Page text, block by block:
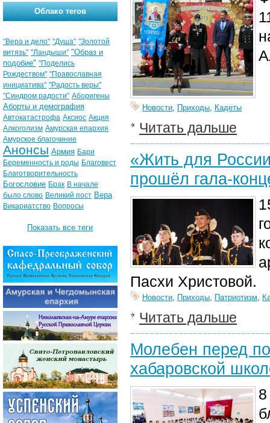
Новости, Приходы, Кадеты
Читать дальше
«Жить для
прошёл гала-
Пасхи Христовой.
Новости, Приходы, Патриотизм,
Читать дальше
Молебен перед
хабаровской
Облако тегов
"Вера и дело" "Душа" "Золотой
витязь" "Ландыши" "Образ и
подобие" "Поделись
Рождеством" "Православная
инициатива" "Радость веры"
"Синдром радости" Аборигены
Аборты и демография
Автокатастрофа Аксиос Акция
Алкоголизм Амурская епархия
Амурское благочиние
Анонсы Армия Бари
Беременность и роды Благовест
Благотворительность
Богословие Брак В начале
было слово Великий пост Вера
Викариатство Вопросы
Показать все теги